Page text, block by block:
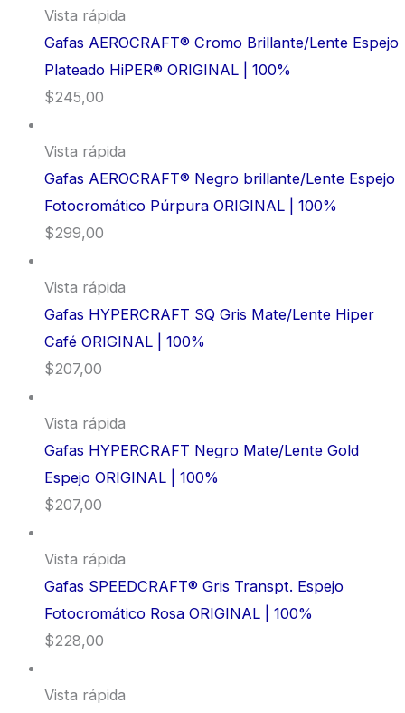
Vista rápida
Gafas AEROCRAFT® Cromo Brillante/Lente Espejo
Plateado HiPER® ORIGINAL | 100%
$245,00
Vista rápida
Gafas AEROCRAFT® Negro brillante/Lente Espejo
Fotocromático Púrpura ORIGINAL | 100%
$299,00
Vista rápida
Gafas HYPERCRAFT SQ Gris Mate/Lente Hiper
Café ORIGINAL | 100%
$207,00
Vista rápida
Gafas HYPERCRAFT Negro Mate/Lente Gold
Espejo ORIGINAL | 100%
$207,00
Vista rápida
Gafas SPEEDCRAFT® Gris Transpt. Espejo
Fotocromático Rosa ORIGINAL | 100%
$228,00
Vista rápida